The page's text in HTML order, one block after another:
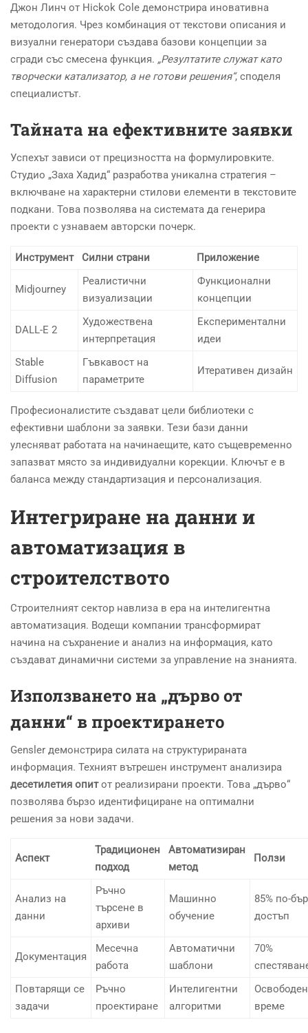
Джон Линч от Hickok Cole демонстрира иновативна
методология. Чрез комбинация от текстови описания и
визуални генератори създава базови концепции за
сгради със смесена функция. „Резултатите служат като
творчески катализатор, а не готови решения“, споделя
специалистът.
Тайната на ефективните заявки
Успехът зависи от прецизността на формулировките.
Студио „Заха Хадид“ разработва уникална стратегия –
включване на характерни стилови елементи в текстовите
подкани. Това позволява на системата да генерира
проекти с узнаваем авторски почерк.
Инструмент Силни страни Приложение
Midjourney
Реалистични
визуализации
Функционални
концепции
DALL-E 2
Художествена
интерпретация
Експериментални
идеи
Stable
Diffusion
Гъвкавост на
параметрите
Итеративен дизайн
Професионалистите създават цели библиотеки с
ефективни шаблони за заявки. Тези бази данни
улесняват работата на начинаещите, като същевременно
запазват място за индивидуални корекции. Ключът е в
баланса между стандартизация и персонализация.
Интегриране на данни и
автоматизация в
строителството
Строителният сектор навлиза в ера на интелигентна
автоматизация. Водещи компании трансформират
начина на съхранение и анализ на информация, като
създават динамични системи за управление на знанията.
Използването на „дърво от
данни“ в проектирането
Gensler демонстрира силата на структурираната
информация. Техният вътрешен инструмент анализира
десетилетия опитот реализирани проекти. Това „дърво“
позволява бързо идентифициране на оптимални
решения за нови задачи.
Аспект
Традиционен
подход
Автоматизиран
метод
Ползи
Анализ на
данни
Ръчно
търсене в
архиви
Машинно
обучение
85% по-
достъп
Документация
Месечна
работа
Автоматични
шаблони
70%
Повтарящи се
задачи
Ръчно
проектиране
Интелигентни
алгоритми
време